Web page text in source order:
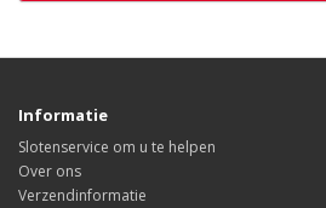
Informatie
Slotenservice om u te helpen
Over ons
Verzendinformatie